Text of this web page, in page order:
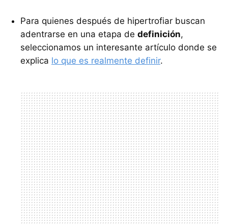
Para quienes después de hipertrofiar buscan
adentrarse en una etapa de definición,
seleccionamos un interesante artículo donde se
explica lo que es realmente definir.